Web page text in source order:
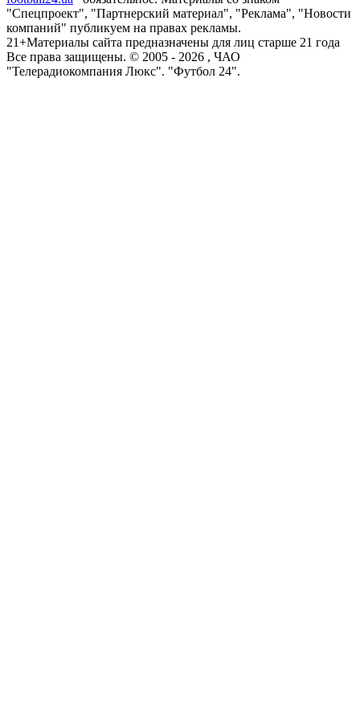
"Спецпроект", "Партнерский материал", "Реклама", "Новости
компаний" публикуем на правах рекламы.
21+Материалы сайта предназначены для лиц старше 21 года
Все права защищены. © 2005 - 2026 , ЧАО
"Телерадиокомпания Люкс". "Футбол 24".